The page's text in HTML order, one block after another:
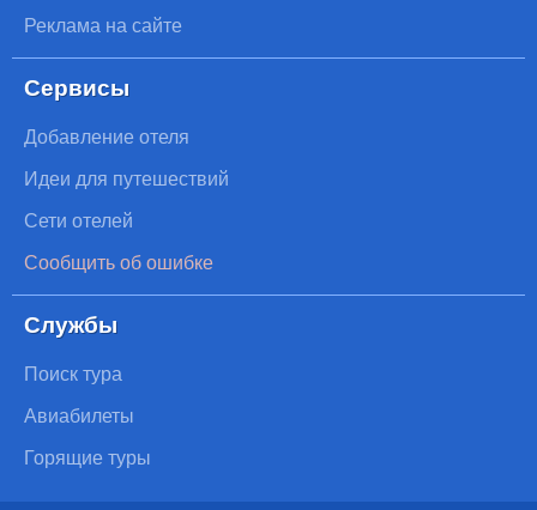
Реклама на сайте
Сервисы
Добавление отеля
Идеи для путешествий
Сети отелей
Сообщить об ошибке
Службы
Поиск тура
Авиабилеты
Горящие туры